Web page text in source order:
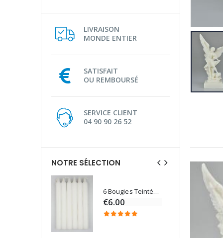
LIVRAISON
MONDE ENTIER
SATISFAIT
OU REMBOURSÉ
SERVICE CLIENT
04 90 90 26 52
NOTRE SÉLECTION
6 Bougies Teintées Masse Couleur Blanche
€6.00